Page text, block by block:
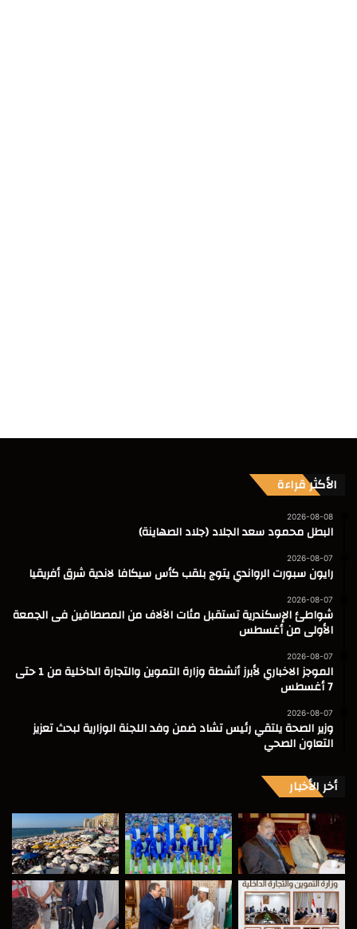
الأكثر قراءة
2026-08-08
البطل محمود سعد الجلاد (جلاد الصهاينة)
2026-08-07
رايون سبورت الرواندي يتوج بلقب كأس سيكافا لاندية شرق أفريقيا
2026-08-07
شواطئ الإسكندرية تستقبل مئات الآلاف من المصطافين فى الجمعة
الأولى من أغسطس
2026-08-07
الموجز الاخباري لأبرز أنشطة وزارة التموين والتجارة الداخلية من 1 حتى
7 أغسطس
2026-08-07
وزير الصحة يلتقي رئيس تشاد ضمن وفد اللجنة الوزارية لبحث تعزيز
التعاون الصحي
أخر الأخبار